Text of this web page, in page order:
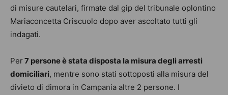
di misure cautelari, firmate dal gip del tribunale oplontino
Mariaconcetta Criscuolo dopo aver ascoltato tutti gli
indagati.
Per7 persone è stata disposta la misura degli arresti
domiciliari, mentre sono stati sottoposti alla misura del
divieto di dimora in Campania altre 2 persone. I